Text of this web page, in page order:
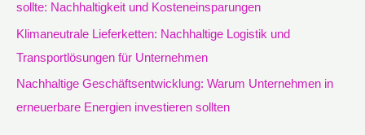
sollte: Nachhaltigkeit und Kosteneinsparungen
Klimaneutrale Lieferketten: Nachhaltige Logistik und
Transportlösungen für Unternehmen
Nachhaltige Geschäftsentwicklung: Warum Unternehmen in
erneuerbare Energien investieren sollten